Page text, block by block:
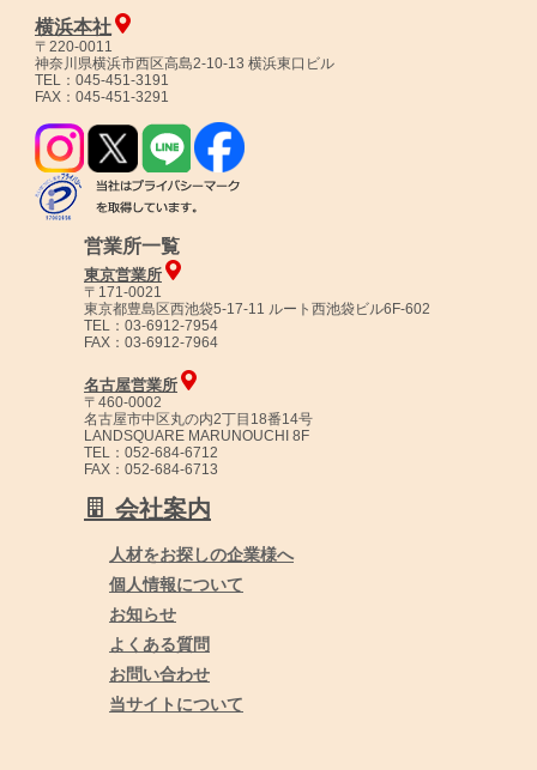
横浜本社
〒220-0011
神奈川県横浜市西区高島2-10-13 横浜東口ビル
TEL：045-451-3191
FAX：045-451-3291
営業所一覧
東京営業所
〒171-0021
東京都豊島区西池袋5-17-11 ルート西池袋ビル6F-602
TEL：03-6912-7954
FAX：03-6912-7964
名古屋営業所
〒460-0002
名古屋市中区丸の内2丁目18番14号
LANDSQUARE MARUNOUCHI 8F
TEL：052-684-6712
FAX：052-684-6713
会社案内
人材をお探しの企業様へ
個人情報について
お知らせ
よくある質問
お問い合わせ
当サイトについて